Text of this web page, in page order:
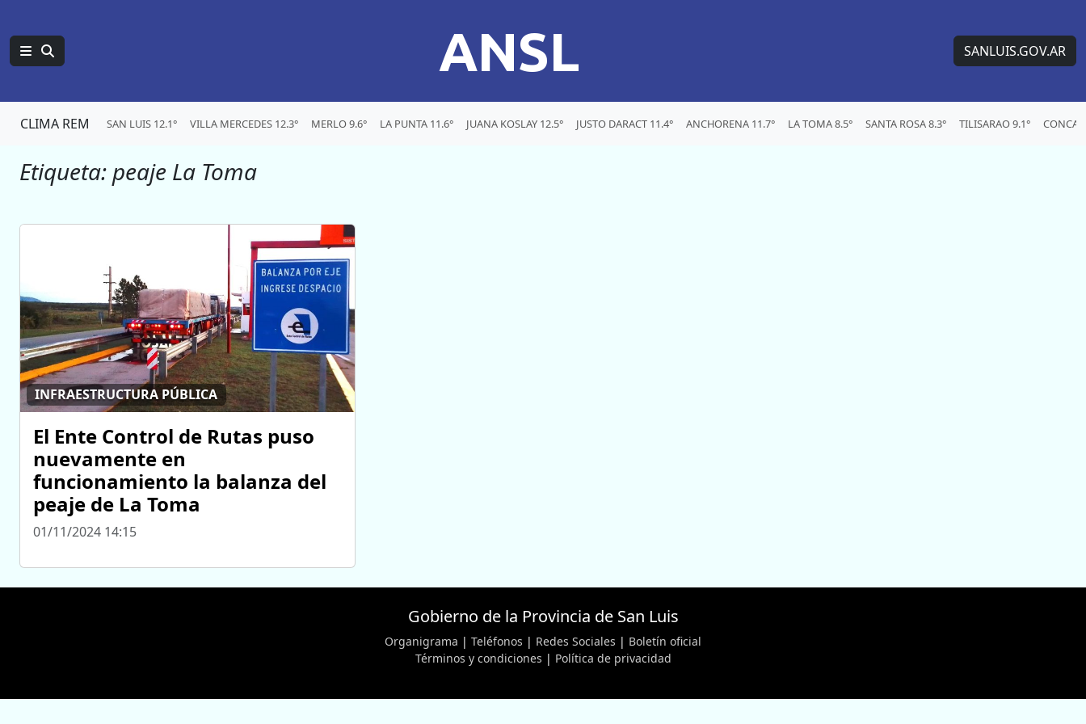
ANSL SANLUIS.GOV.AR
CLIMA REM SAN LUIS 12.1° VILLA MERCEDES 12.3° MERLO 9.6° LA PUNTA 11.6° JUANA KOSLAY 12.5° JUSTO DARACT 11.4° ANCHORENA 11.7° LA TOMA 8.5° SANTA ROSA 8.3° TILISARAO 9.1°
Etiqueta: peaje La Toma
INFRAESTRUCTURA PÚBLICA
El Ente Control de Rutas puso
nuevamente en
funcionamiento la balanza del
peaje de La Toma
01/11/2024 14:15
Gobierno de la Provincia de San Luis
Organigrama | Teléfonos | Redes Sociales | Boletín oficial
Términos y condiciones | Política de privacidad